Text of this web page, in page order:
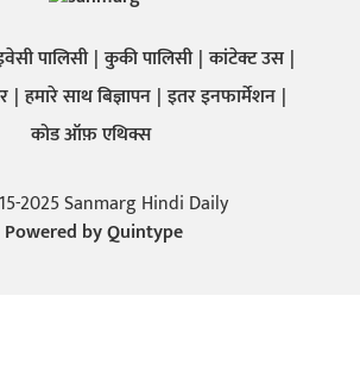
पालिसी कुकी पालिसी कांटेक्ट उस
हमारे साथ बिज्ञापन इतर इनफार्मेशन
कोड ऑफ़ एथिक्स
2025 Sanmarg Hindi Daily
Powered byQuintype